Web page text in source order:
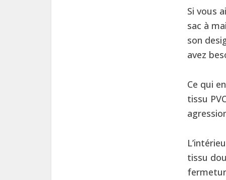
Si vous
sac à
son
avez
Ce qui
tissu
tissu